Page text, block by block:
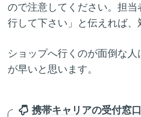
ので注意してください。担
行して下さい」と伝えれば、
ショップへ行くのが面倒な
が早いと思います。
携帯キャリアの受付窓口